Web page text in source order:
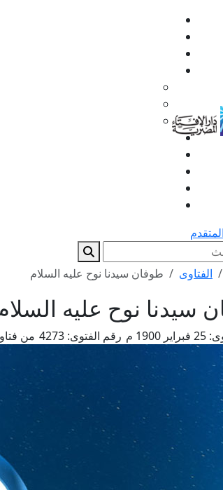
الفتاوى طوفان سيدنا نوح عليه السلام
سيدنا نوح عليه
رقم الفتوى: من